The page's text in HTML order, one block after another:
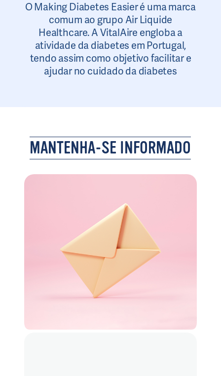
O Making Diabetes Easier é uma marca
comum ao grupo Air Liquide
Healthcare. A VitalAire engloba a
atividade da diabetes em Portugal,
tendo assim como objetivo facilitar e
ajudar no cuidado da diabetes
MANTENHA-SE INFORMADO